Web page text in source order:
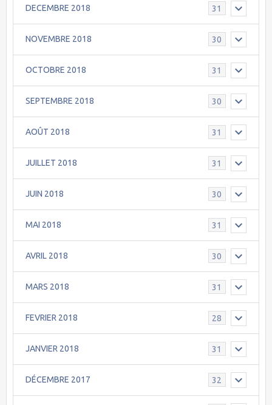
DECEMBRE 2018 31
NOVEMBRE 2018 30
OCTOBRE 2018 31
SEPTEMBRE 2018 30
AOÛT 2018 31
JUILLET 2018 31
JUIN 2018 30
MAI 2018 31
AVRIL 2018 30
MARS 2018 31
FEVRIER 2018 28
JANVIER 2018 31
DÉCEMBRE 2017 32